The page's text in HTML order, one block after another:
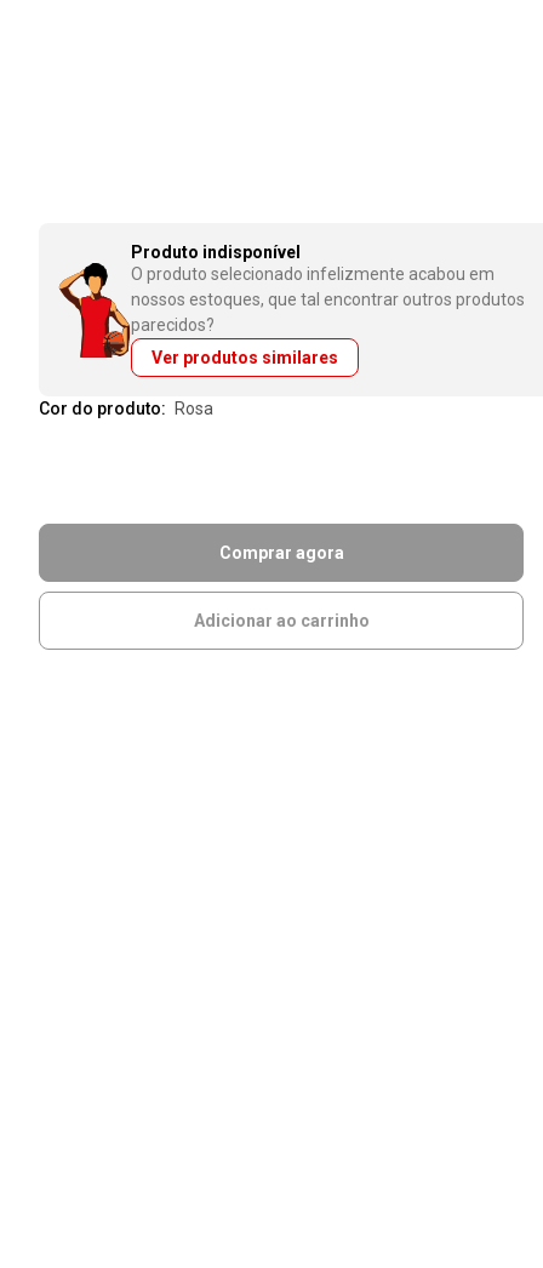
Produto indisponível
O produto selecionado infelizmente acabou em
nossos estoques, que tal encontrar outros produtos
parecidos?
Ver produtos similares
Cor do produto: rosa
Comprar agora
Adicionar ao carrinho